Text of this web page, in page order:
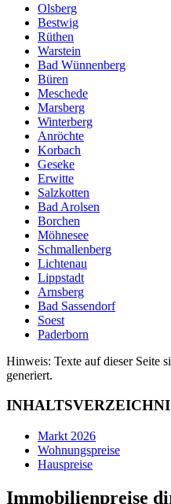
Olsberg
Bestwig
Rüthen
Warstein
Bad Wünnenberg
Büren
Meschede
Marsberg
Winterberg
Anröchte
Korbach
Geseke
Erwitte
Salzkotten
Bad Arolsen
Borchen
Möhnesee
Schmallenberg
Lichtenau
Lippstadt
Arnsberg
Bad Sassendorf
Soest
Paderborn
Hinweis: Texte auf dieser Seite
generiert.
Markt 2026
Wohnungspreise
Hauspreise
Immobilienpreise